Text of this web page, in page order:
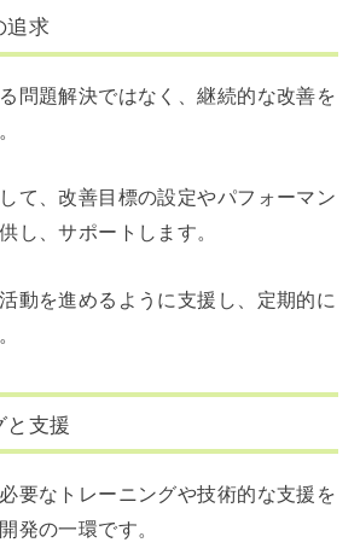
追求
問題解決ではなく、継続的な改善を
て、改善目標の設定やパフォーマン
し、サポートします。
動を進めるように支援し、定期的に
支援
要なトレーニングや技術的な支援を
発の一環です。